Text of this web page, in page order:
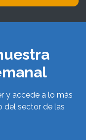
y accede a lo más
del sector de las